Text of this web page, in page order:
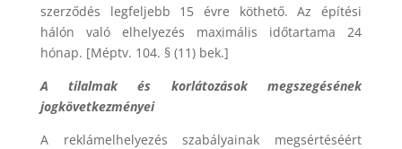
szerződés legfeljebb 15 évre köthető. Az építési
hálón való elhelyezés maximális időtartama 24
hónap. [Méptv. 104. § (11) bek.]
A tilalmak és korlátozások megszegésének
jogkövetkezményei
A reklámelhelyezés szabályainak megsértéséért